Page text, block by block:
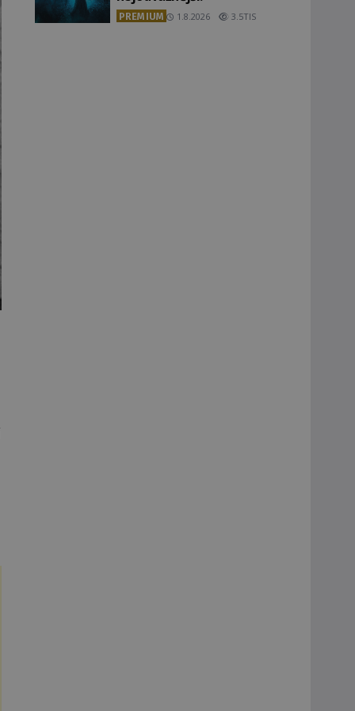
PREMIUM 1.8.2026 3.5TIS